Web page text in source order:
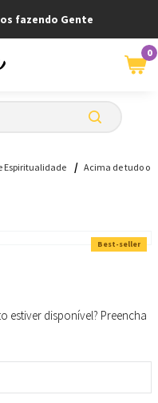
fazendo Gente
0
Espiritualidade
Acima de tudo o
Best-seller